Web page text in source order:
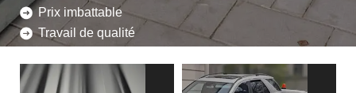
Prix imbattable
Travail de qualité